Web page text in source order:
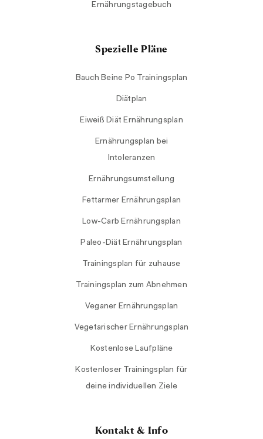
Ernährungstagebuch
Spezielle Pläne
Bauch Beine Po Trainingsplan
Diätplan
Eiweiß Diät Ernährungsplan
Ernährungsplan bei
Intoleranzen
Ernährungsumstellung
Fettarmer Ernährungsplan
Low-Carb Ernährungsplan
Paleo-Diät Ernährungsplan
Trainingsplan für zuhause
Trainingsplan zum Abnehmen
Veganer Ernährungsplan
Vegetarischer Ernährungsplan
Kostenlose Laufpläne
Kostenloser Trainingsplan für
deine individuellen Ziele
Kontakt & Info